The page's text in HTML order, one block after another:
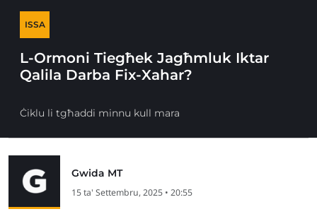
ISSA
L-Ormoni Tiegħek Jagħmluk Iktar
Qalila Darba Fix-Xahar?
Ċiklu li tgħaddi minnu kull mara
Gwida MT
15 ta' Settembru, 2025 • 20:55